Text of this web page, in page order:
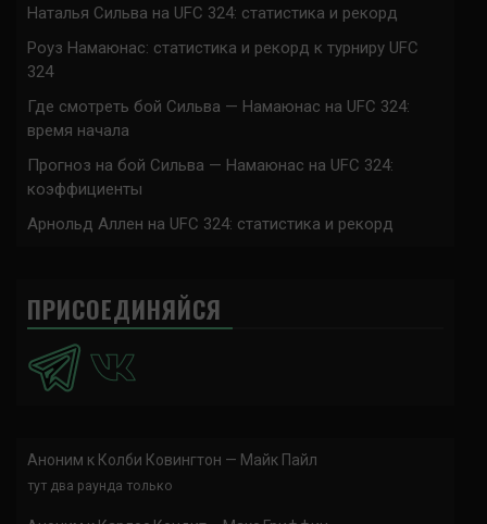
Наталья Сильва на UFC 324: статистика и рекорд
Роуз Намаюнас: статистика и рекорд к турниру UFC
324
Где смотреть бой Сильва — Намаюнас на UFC 324:
время начала
Прогноз на бой Сильва — Намаюнас на UFC 324:
коэффициенты
Арнольд Аллен на UFC 324: статистика и рекорд
ПРИСОЕДИНЯЙСЯ
Аноним к Колби Ковингтон — Майк Пайл
тут два раунда только